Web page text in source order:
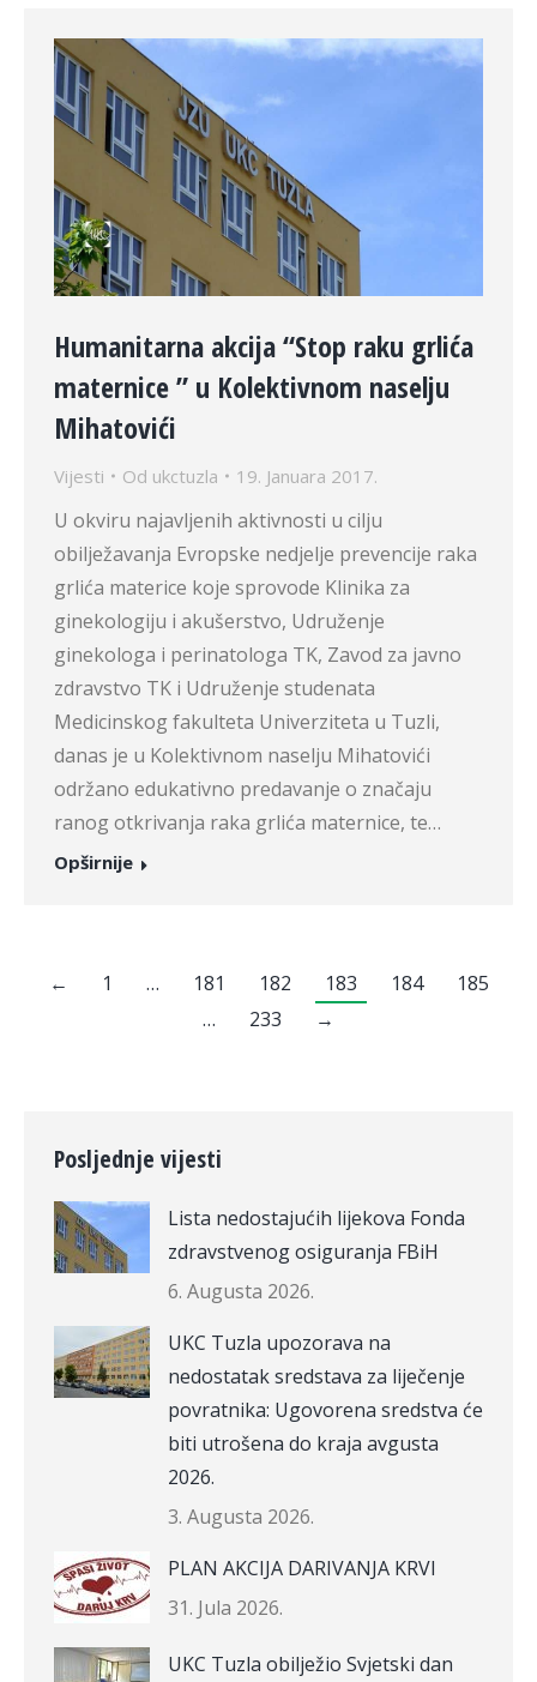
Humanitarna akcija “Stop raku grlića
maternice ” u Kolektivnom naselju
Mihatovići
Vijesti Od ukctuzla 19. Januara 2017.
U okviru najavljenih aktivnosti u cilju
obilježavanja Evropske nedjelje prevencije raka
grlića materice koje sprovode Klinika za
ginekologiju i akušerstvo, Udruženje
ginekologa i perinatologa TK, Zavod za javno
zdravstvo TK i Udruženje studenata
Medicinskog fakulteta Univerziteta u Tuzli,
danas je u Kolektivnom naselju Mihatovići
održano edukativno predavanje o značaju
ranog otkrivanja raka grlića maternice, te…
Opširnije
← 1 … 181 182 183 184
185
…
233 →
Posljednje vijesti
Lista nedostajućih lijekova Fonda
zdravstvenog osiguranja FBiH
6. Augusta 2026.
UKC Tuzla upozorava na
nedostatak sredstava za liječenje
povratnika: Ugovorena sredstva će
biti utrošena do kraja avgusta
2026.
3. Augusta 2026.
PLAN AKCIJA DARIVANJA KRVI
31. Jula 2026.
UKC Tuzla obilježio Svjetski dan